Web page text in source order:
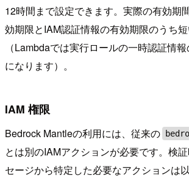
12時間まで設定できます。実際の有効期
効期限とIAM認証情報の有効期限のうち
（Lambdaでは実行ロールの一時認証情
になります）。
IAM 権限
Bedrock Mantleの利用には、従来の
とは別のIAMアクションが必要です。検
セージから特定した必要なアクションは